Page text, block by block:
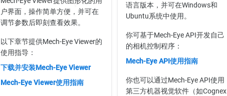
户界面，操作简单方便，并可在
调节参数后即刻查看效果。
以下章节提供Mech-Eye Viewer的
使用指导：
下载并安装Mech-Eye Viewer
Mech-Eye Viewer使用指南
语言版本，并可在Windows和
Ubuntu系统中使用。
你可基于Mech-Eye API开发自己
的相机控制程序：
Mech-Eye API使用指南
你也可以通过Mech-Eye API使用
第三方机器视觉软件（如Cognex